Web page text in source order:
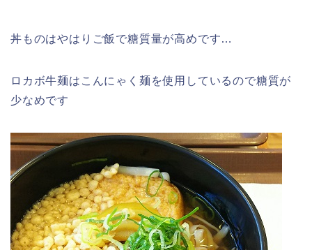
丼ものはやはりご飯で糖質量が高めです…
ロカボ牛麺はこんにゃく麺を使用しているので糖質が
少なめです